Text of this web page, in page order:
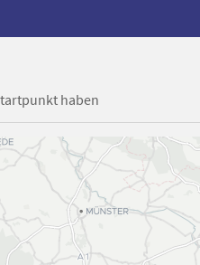
haben